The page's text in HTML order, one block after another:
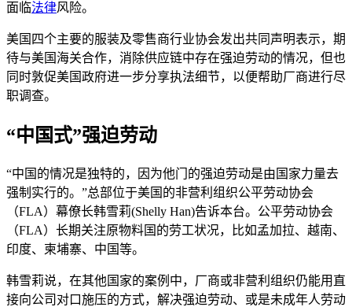
面临法律风险。
美国四个主要的服装及零售商行业协会发出共同声明表示，期
待与美国海关合作，消除供应链中存在强迫劳动的情况，但也
同时敦促美国政府进一步分享执法细节，以便帮助厂商进行尽
职调查。
“中国式”强迫劳动
“中国的情况是独特的，因为他门的强迫劳动是由国家力量去
强制实行的。”总部位于美国的非营利组织公平劳动协会
（FLA）幕僚长韩雪莉(Shelly Han)告诉本台。公平劳动协会
（FLA）长期关注原物料国的劳工状况，比如孟加拉、越南、
印度、柬埔寨、中国等。
韩雪莉说，在其他国家的案例中，厂商或非营利组织仍能用直
接向公司对口施压的方式，解决强迫劳动、或是未成年人劳动